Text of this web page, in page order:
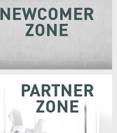
NEWCOMER
ZONE
PARTNER
ZONE